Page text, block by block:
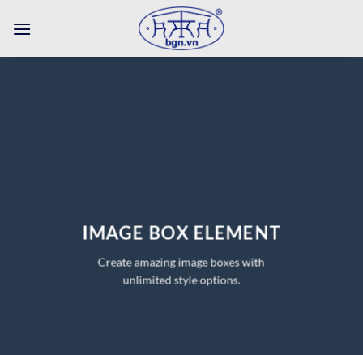
qua
IMAGE BOX ELEMENT
Create amazing image boxes with
unlimited style options.